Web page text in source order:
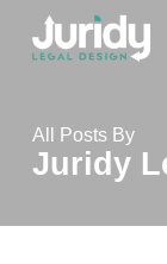
All Posts By
Juridy